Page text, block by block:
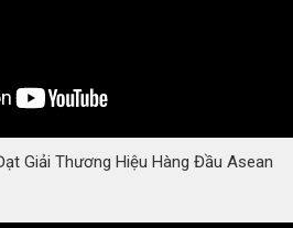
Giải Thương Hiệu Hàng Đầu Asean